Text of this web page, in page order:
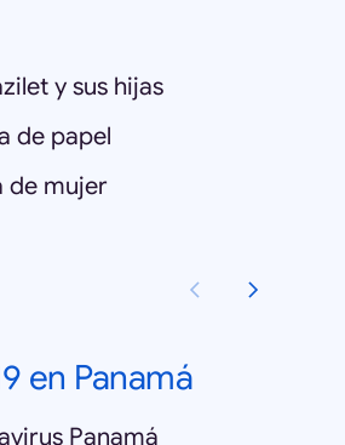
y sus hijas
de papel
de mujer
en Panamá
Panamá